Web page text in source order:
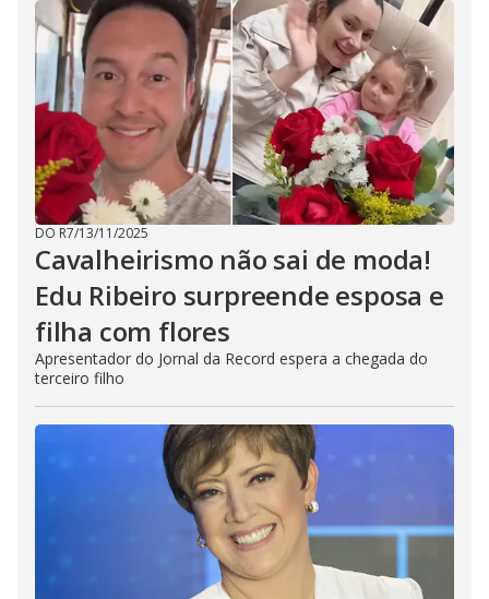
DO R7/13/11/2025
Cavalheirismo não sai de moda!
Edu Ribeiro surpreende esposa e
filha com flores
Apresentador do Jornal da Record espera a chegada do
terceiro filho